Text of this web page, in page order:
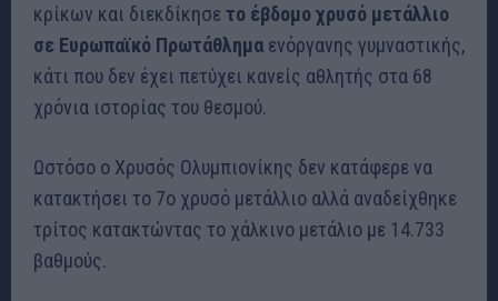
κρίκων και διεκδίκησετο έβδομο χρυσό μετάλλιο
σε Ευρωπαϊκό Πρωτάθλημα ενόργανης γυμναστικής,
κάτι που δεν έχει πετύχει κανείς αθλητής στα 68
χρόνια ιστορίας του θεσμού.
Ωστόσο ο Χρυσός Ολυμπιονίκης δεν κατάφερε να
κατακτήσει το 7ο χρυσό μετάλλιο αλλά αναδείχθηκε
τρίτος κατακτώντας το χάλκινο μετάλιο με 14.733
βαθμούς.